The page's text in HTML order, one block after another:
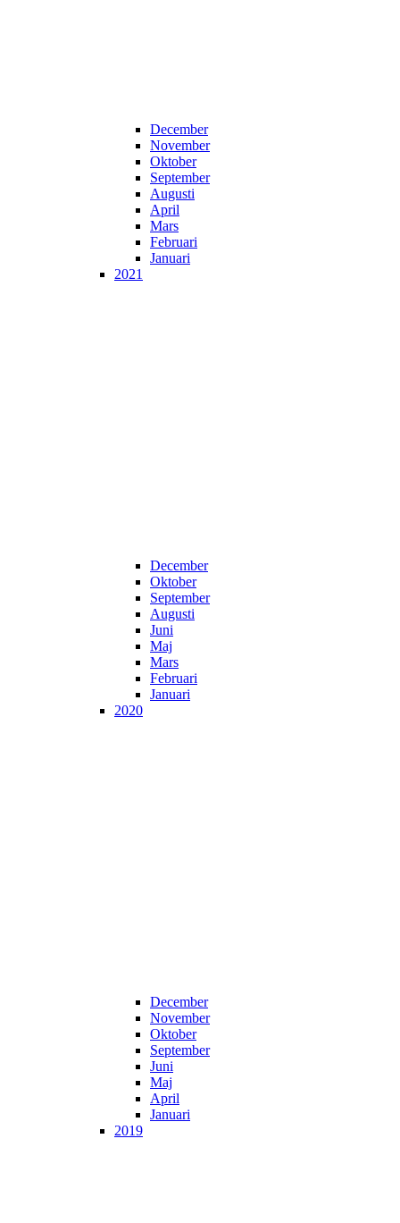
December
November
Oktober
September
Augusti
April
Mars
Februari
Januari
2021
December
Oktober
September
Augusti
Juni
Maj
Mars
Februari
Januari
2020
December
November
Oktober
September
Juni
Maj
April
Januari
2019